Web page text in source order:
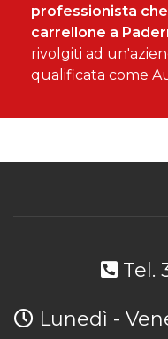
professionista
carrellone a
rivolgiti ad
qualificata come
Tel.
Lunedì -